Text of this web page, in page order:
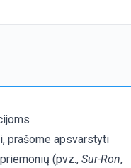
prašome apsvarstyti
(pvz., Sur-Ron,